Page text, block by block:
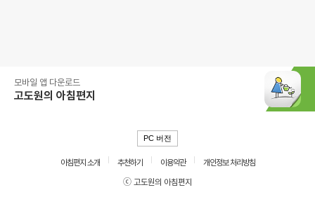
모바일 앱 다운로드
고도원의 아침편지
PC 버전
아침편지 소개 추천하기 이용약관
개인정보 처리방침
ⓒ 고도원의 아침편지